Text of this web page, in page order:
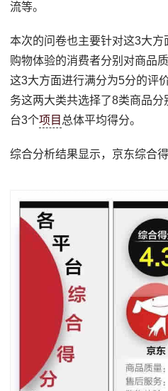
流等。
本次的问卷也主要针对这3大
购物体验的消费者分别对商品
这3大方面进行满分为5分的评
务这两大类共选择了8类商品
台3个项目 总体平均得分。
综合分析结果显示，京东综合